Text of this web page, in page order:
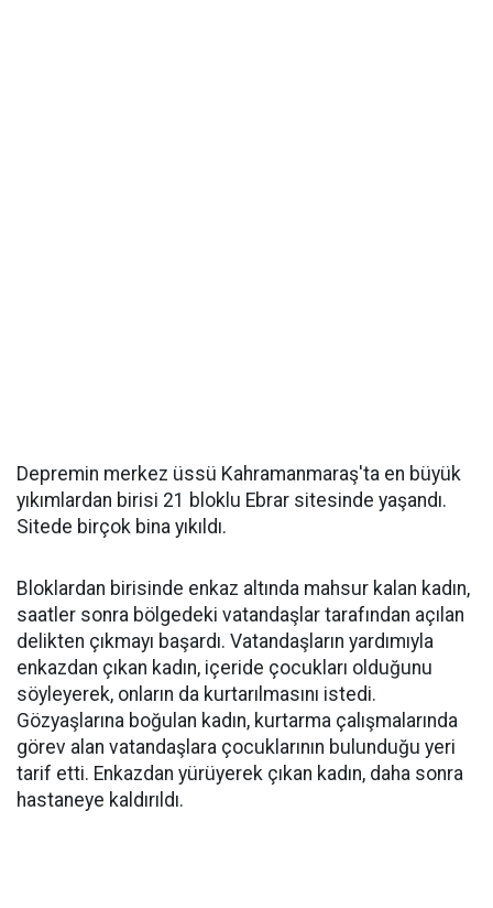
Depremin merkez üssü Kahramanmaraş'ta en büyük
yıkımlardan birisi 21 bloklu Ebrar sitesinde yaşandı.
Sitede birçok bina yıkıldı.
Bloklardan birisinde enkaz altında mahsur kalan kadın,
saatler sonra bölgedeki vatandaşlar tarafından açılan
delikten çıkmayı başardı. Vatandaşların yardımıyla
enkazdan çıkan kadın, içeride çocukları olduğunu
söyleyerek, onların da kurtarılmasını istedi.
Gözyaşlarına boğulan kadın, kurtarma çalışmalarında
görev alan vatandaşlara çocuklarının bulunduğu yeri
tarif etti. Enkazdan yürüyerek çıkan kadın, daha sonra
hastaneye kaldırıldı.